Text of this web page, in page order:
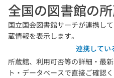
全国の図書館の
国立国会図書館サーチが連携し
蔵情報を表示します。
連携してい
所蔵館、利用可否等の詳細・最
ト・データベースで直接ご確認